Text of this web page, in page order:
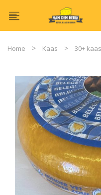
Home Kaas 30+ kaas